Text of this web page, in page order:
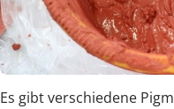
Es gibt verschiedene